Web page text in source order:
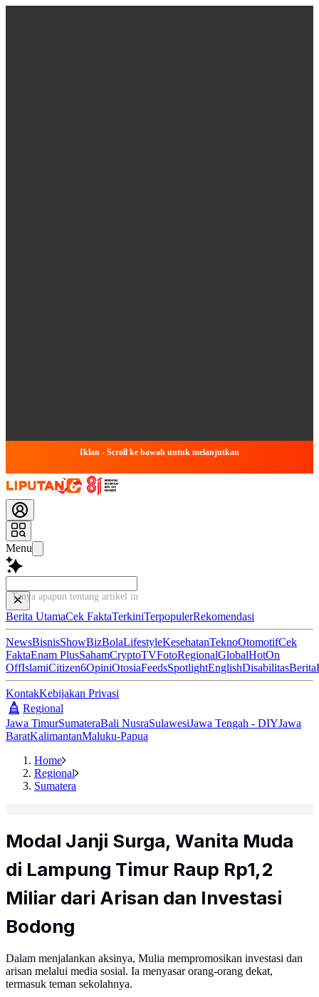
Iklan - Scroll ke bawah untuk melanjutkan
Menu
Tanya apapun tentang artikel ini...
Berita UtamaCek FaktaTerkiniTerpopulerRekomendasi
NewsBisnisShowBizBolaLifestyleKesehatanTeknoOtomotifCek
FaktaEnam PlusSahamCryptoTVFotoRegionalGlobalHotOn
OffIslamiCitizen6OpiniOtosiaFeedsSpotlightEnglishDisabilitasBerita
KontakKebijakan Privasi
Regional
Jawa TimurSumateraBali NusraSulawesiJawa Tengah - DIYJawa
BaratKalimantanMaluku-Papua
Home
Regional
Sumatera
Modal Janji Surga, Wanita Muda
di Lampung Timur Raup Rp1,2
Miliar dari Arisan dan Investasi
Bodong
Dalam menjalankan aksinya, Mulia mempromosikan investasi dan
arisan melalui media sosial. Ia menyasar orang-orang dekat,
termasuk teman sekolahnya.